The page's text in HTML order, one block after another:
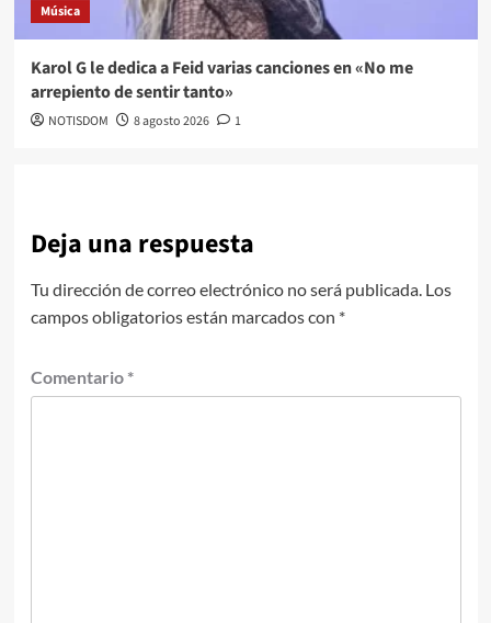
Música
Karol G le dedica a Feid varias canciones en «No me
arrepiento de sentir tanto»
NOTISDOM 8 agosto 2026 1
Deja una respuesta
Tu dirección de correo electrónico no será publicada. Los
campos obligatorios están marcados con *
Comentario *